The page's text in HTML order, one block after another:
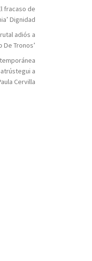
fracaso de
Dignidad
adiós a
De Tronos’
a
Cervilla